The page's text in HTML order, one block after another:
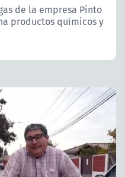
de la empresa Pinto
productos químicos y